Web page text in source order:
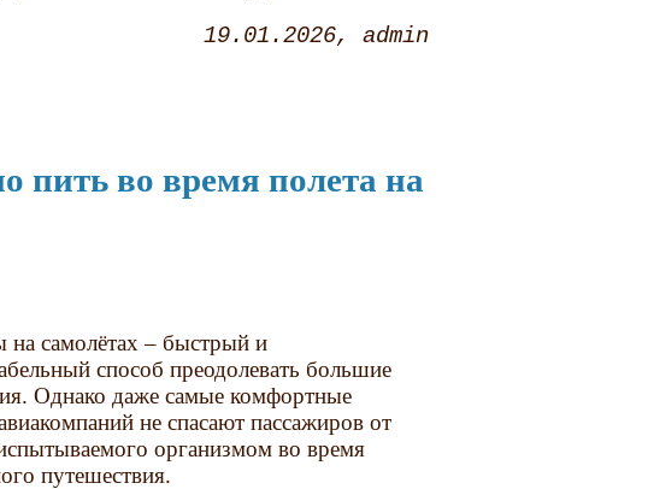
19.01.2026 admin
пить во время полета на
на самолётах – быстрый и
способ преодолевать большие
Однако даже самые комфортные
не спасают пассажиров от
организмом во время
путешествия.